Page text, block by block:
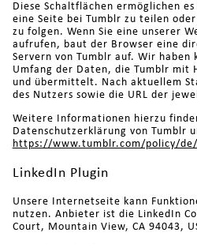
Diese Schaltflächen ermöglichen
eine Seite bei Tumblr zu teilen
zu folgen. Wenn Sie eine unserer
aufrufen, baut der Browser eine
Servern von Tumblr auf. Wir haben
Umfang der Daten, die Tumblr mit
und übermittelt. Nach aktuellem
des Nutzers sowie die URL der
Weitere Informationen hierzu
Datenschutzerklärung von Tumblr
https://www.tumblr.com/policy/
LinkedIn Plugin
Unsere Internetseite kann
nutzen. Anbieter ist die LinkedIn
Court, Mountain View, CA 94043,